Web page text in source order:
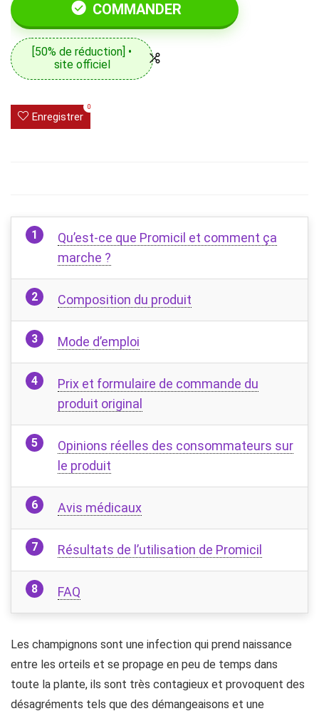
COMMANDER
[50% de réduction] •
site officiel
Enregistrer
0
Qu’est-ce que Promicil et comment ça
marche ?
Composition du produit
Mode d’emploi
Prix ​​et formulaire de commande du
produit original
Opinions réelles des consommateurs sur
le produit
Avis médicaux
Résultats de l’utilisation de Promicil
FAQ
Les champignons sont une infection qui prend naissance
entre les orteils et se propage en peu de temps dans
toute la plante, ils sont très contagieux et provoquent des
désagréments tels que des démangeaisons et une